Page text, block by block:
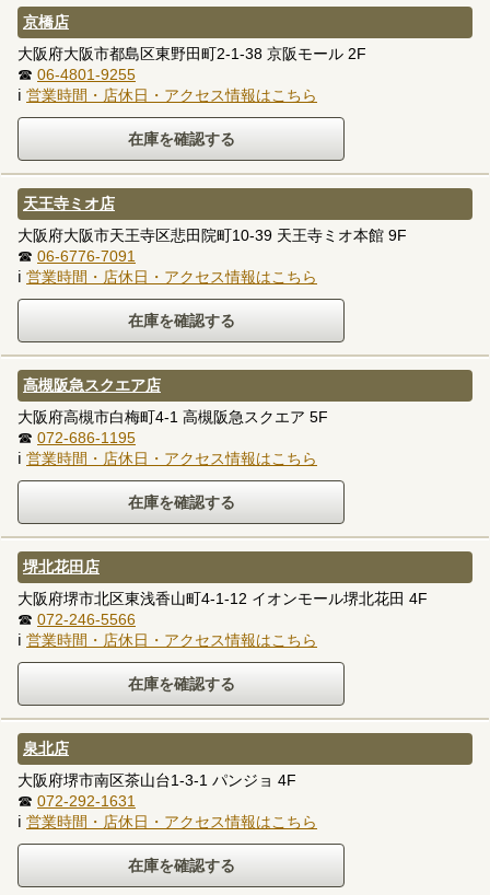
京橋店
大阪府大阪市都島区東野田町2-1-38 京阪モール 2F
☎ 06-4801-9255
ℹ 営業時間・店休日・アクセス情報はこちら
天王寺ミオ店
大阪府大阪市天王寺区悲田院町10-39 天王寺ミオ本館 9F
☎ 06-6776-7091
ℹ 営業時間・店休日・アクセス情報はこちら
高槻阪急スクエア店
大阪府高槻市白梅町4-1 高槻阪急スクエア 5F
☎ 072-686-1195
ℹ 営業時間・店休日・アクセス情報はこちら
堺北花田店
大阪府堺市北区東浅香山町4-1-12 イオンモール堺北花田 4F
☎ 072-246-5566
ℹ 営業時間・店休日・アクセス情報はこちら
泉北店
大阪府堺市南区茶山台1-3-1 パンジョ 4F
☎ 072-292-1631
ℹ 営業時間・店休日・アクセス情報はこちら